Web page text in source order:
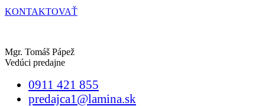
KONTAKTOVAŤ
Mgr. Tomáš Pápež
Vedúci predajne
0911 421 855
predajca1@lamina.sk